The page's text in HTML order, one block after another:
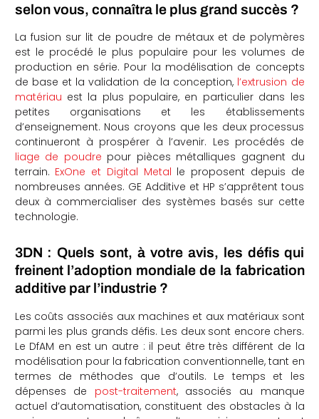
selon vous, connaîtra le plus grand succès ?
La fusion sur lit de poudre de métaux et de polymères
est le procédé le plus populaire pour les volumes de
production en série. Pour la modélisation de concepts
de base et la validation de la conception, l’extrusion de
matériau est la plus populaire, en particulier dans les
petites organisations et les établissements
d’enseignement. Nous croyons que les deux processus
continueront à prospérer à l’avenir. Les procédés de
liage de poudre pour pièces métalliques gagnent du
terrain. ExOne et Digital Metal le proposent depuis de
nombreuses années. GE Additive et HP s’apprêtent tous
deux à commercialiser des systèmes basés sur cette
technologie.
3DN : Quels sont, à votre avis, les défis qui
freinent l’adoption mondiale de la fabrication
additive par l’industrie ?
Les coûts associés aux machines et aux matériaux sont
parmi les plus grands défis. Les deux sont encore chers.
Le DfAM en est un autre : il peut être très différent de la
modélisation pour la fabrication conventionnelle, tant en
termes de méthodes que d’outils. Le temps et les
dépenses de post-traitement, associés au manque
actuel d’automatisation, constituent des obstacles à la